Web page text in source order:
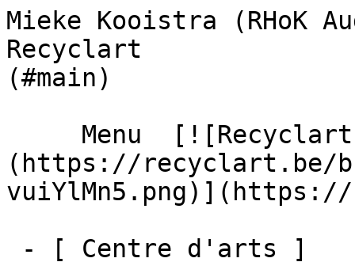
Mieke Kooistra (RHoK
Recyclart
(#main)
(https://recyclart.be/